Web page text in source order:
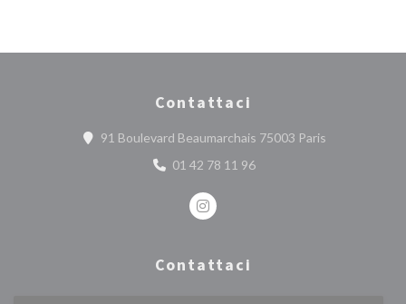
Contattaci
91 Boulevard Beaumarchais 75003 Paris
01 42 78 11 96
Instagram ((apre una nuova
Contattaci